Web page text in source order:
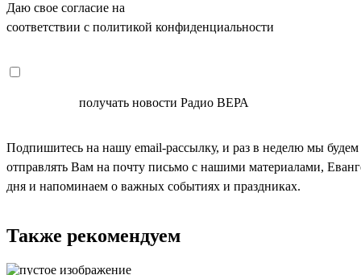
Даю свое согласие на
соответствии с политикой конфиденциальности
получать новости Радио ВЕРА
Подпишитесь на нашу email-рассылку, и раз в неделю мы будем
отправлять Вам на почту письмо с нашими материалами,
дня и напоминаем о важных событиях и праздниках.
Также рекомендуем